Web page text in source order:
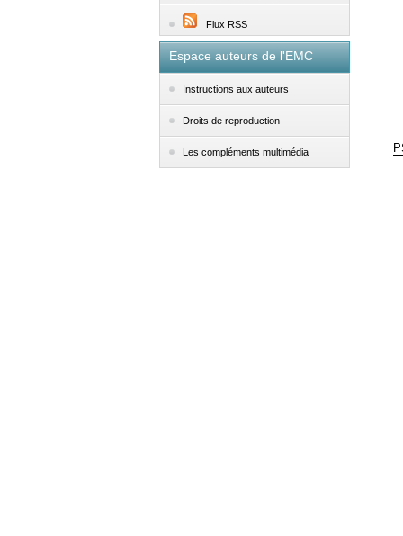
Flux RSS
Espace auteurs de l'EMC
Instructions aux auteurs
Droits de reproduction
Les compléments multimédia